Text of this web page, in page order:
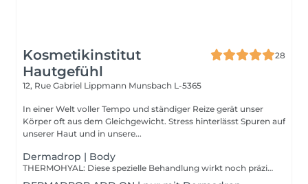
Kosmetikinstitut
Hautgefühl
28
12, Rue Gabriel Lippmann Munsbach L-5365
In einer Welt voller Tempo und ständiger Reize gerät unser
Körper oft aus dem Gleichgewicht. Stress hinterlässt Spuren auf
unserer Haut und in unsere...
Dermadrop | Body
THERMOHYAL: Diese spezielle Behandlung wirkt noch präziser und langanhaltender wie ein Wärmepflaster. Die TDA Technologie bringt Wirkstoffe wie Wintergrünöl und Ingwer tief in die Muskulatur um Muskelschmerzen oder verspannte Muskulatur z.B im Nackenbereich zu lindern. Die Blutzirkulation wird gefördert und die Muskulatur intensiv entspannt. THERMOREPAIR: Hinweis: Das perfekte Ergebnis dieser Behandlung zeigt sich erst nach einigen Behandlung und ist daher nur als 6er Kur buchbar. Die Thermorepair TDA ist eine absolut effektive Behandlung wenn es darum geht das Bindegewebe zu stärken und die Hautoberfläche an den Oberschenkeln zu straffen. Dank intensiv wirkenden Inhaltsstoffen wie Ingwer, Curcuma und Propolis hilft die Behandlung den Fettabbau zu fördern und das Erscheinungsbild von Cellulite zu reduzieren. Der Lymphabtransport wird unterstützt und die Durchblutung gefördert.